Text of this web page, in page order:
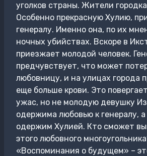
уголков страны. Жители
Особенно прекрасную Хулию,
генералу. Именно она, по их
ночных убийствах. Вскоре в
приезжает молодой человек.
предчувствует, что может
любовницу, и на улицах города
еще больше крови. Это
ужас, но не молодую девушку
одержима любовью к генералу, а
одержим Хулией. Кто сможет
этого любовного
«Воспоминания о будущем» –